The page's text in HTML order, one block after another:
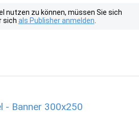
nutzen zu können, müssen Sie sich
sich als Publisher anmelden
- Banner 300x250